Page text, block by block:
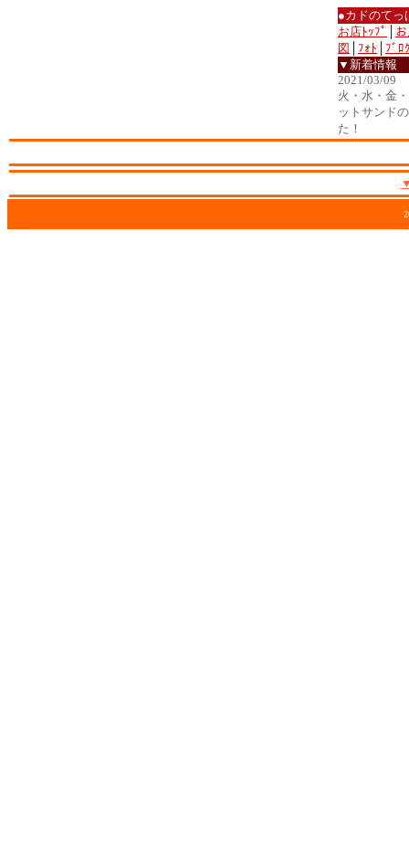
●カドのて
お店ﾄｯﾌﾟ
図
ﾌｫﾄ
ﾌﾞﾛ
▼新着情報
2021/03/09
火・水・金
ットサンド
た！